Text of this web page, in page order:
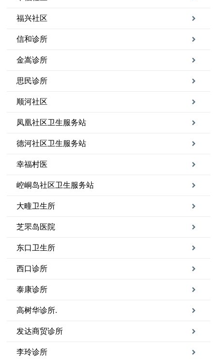
福兴社区
信和诊所
金嵩诊所
思民诊所
顺河社区
凤凰社区卫生服务站
德河社区卫生服务站
幸福村医
崆峒岛社区卫生服务站
大疃卫生所
芝罘岛医院
东口卫生所
西口诊所
泰康诊所
高树华诊所.
发达商贸诊所
李玲诊所